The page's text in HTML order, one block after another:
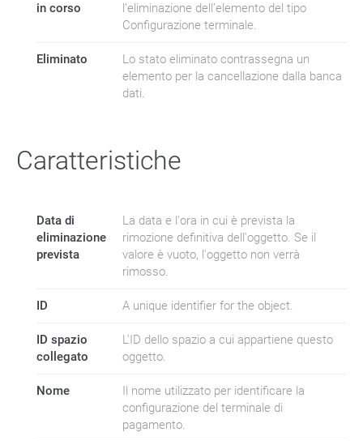
in corso
l’eliminazione dell’elemento del tipo
Configurazione terminale.
Eliminato
Lo stato eliminato contrassegna un
elemento per la cancellazione dalla banca
dati.
Caratteristiche
Data di
eliminazione
prevista
La data e l'ora in cui è prevista la
rimozione definitiva dell'oggetto. Se il
valore è vuoto, l'oggetto non verrà
rimosso.
ID A unique identifier for the object.
ID spazio
collegato
L'ID dello spazio a cui appartiene questo
oggetto.
Nome
Il nome utilizzato per identificare la
configurazione del terminale di
pagamento.